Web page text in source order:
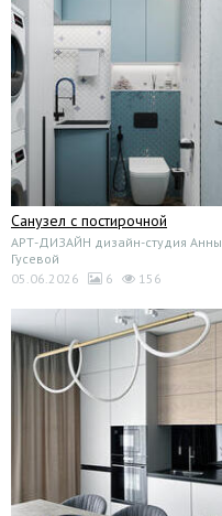
Санузел с постирочной
АРТ-ДИЗАЙН дизайн-студия Анны
Гусевой
05.06.2026
6 156